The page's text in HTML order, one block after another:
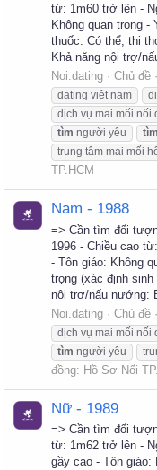
từ: 1m60 trở lên -
Không quan trọng -
thuốc: Có thể, thi
Khả năng nội trợ/
Noi.dating
Chủ đề
dating việt nam
dịch vụ mai mối nối
tìm người yêu tìm
trung tâm mai mối
TP.HCM
Nam - 1988
=> Cần tìm đối
1996 - Chiều cao
- Tôn giáo: Không
trọng (xác định
nội trợ/nấu nướng:
Noi.dating
Chủ đề
dịch vụ mai mối nối
tìm người yêu
đồng: Hồ Sơ Nối
Nữ - 1989
=> Cần tìm đối
từ: 1m62 trở lên -
gầy cao - Tôn giáo: